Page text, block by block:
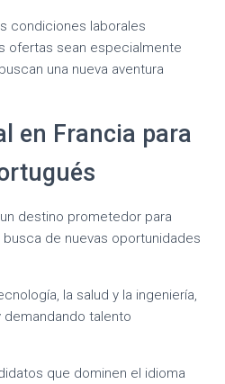
condiciones laborales
ofertas sean especialmente
una nueva aventura
en Francia para
destino prometedor para
de nuevas oportunidades
la salud y la ingeniería,
demandando talento
que dominen el idioma